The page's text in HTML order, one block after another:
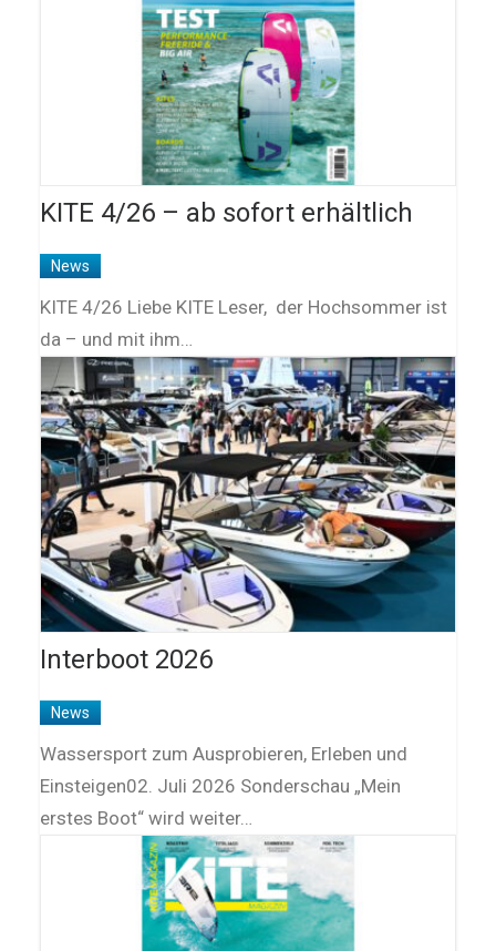
KITE 4/26 – ab sofort erhältlich
News
KITE 4/26 Liebe KITE Leser, der Hochsommer ist
da – und mit ihm…
Interboot 2026
News
Wassersport zum Ausprobieren, Erleben und
Einsteigen02. Juli 2026 Sonderschau „Mein
erstes Boot“ wird weiter…